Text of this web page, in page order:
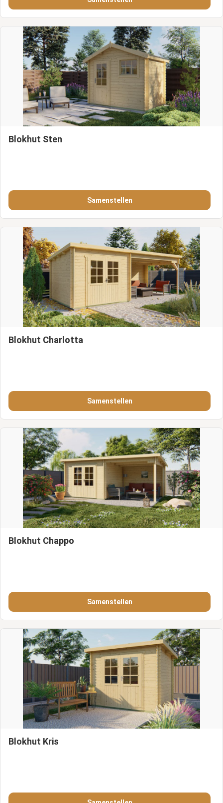
Blokhut Sten
Samenstellen
Blokhut Charlotta
Samenstellen
Blokhut Chappo
Samenstellen
Blokhut Kris